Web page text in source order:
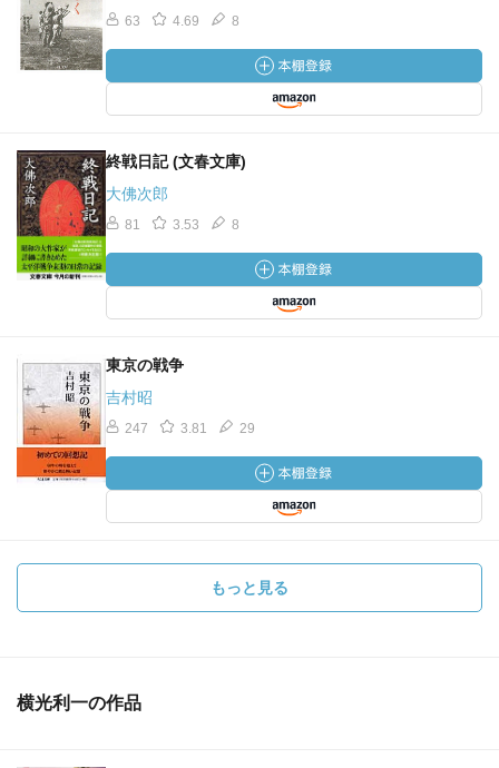
63 4.69 8
終戦日記 (文春文庫)
大佛次郎
81 3.53 8
東京の戦争
吉村昭
247 3.81 29
もっと見る
横光利一の作品